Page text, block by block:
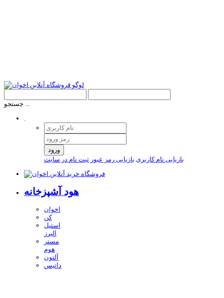
جستجو ...
.
ورود
بازیابی نام کاربری بازیابی رمز عبور ثبت نام در سایت
هود آشپزخانه
اخوان
کن
استیل
البرز
مستر
هوم
آلتون
داتیس